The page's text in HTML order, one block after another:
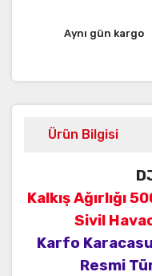
Aynı gün kargo
Ürün Bilgisi
Kalkış Ağırlığı
Sivil
Karfo
Resmi